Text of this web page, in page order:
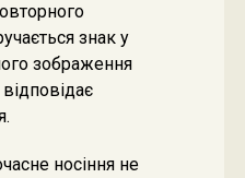
знак у
зображення
носіння не